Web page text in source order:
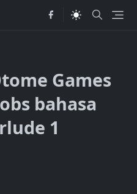
Games
bahasa
1